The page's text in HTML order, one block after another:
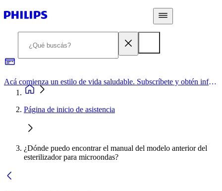
Acá comienza un estilo de vida saludable. Subscríbete y obtén información de primera mano
Página de inicio de asistencia
¿Dónde puedo encontrar el manual del modelo anterior del
esterilizador para microondas?